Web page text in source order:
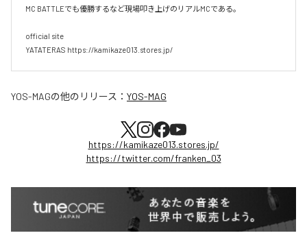
MC BATTLEでも優勝するなど現場叩き上げのリアルMCである。
official site
YATATERAS https://kamikaze013.stores.jp/
YOS-MAGの他のリリース： YOS-MAG
https://kamikaze013.stores.jp/
https://twitter.com/franken_03